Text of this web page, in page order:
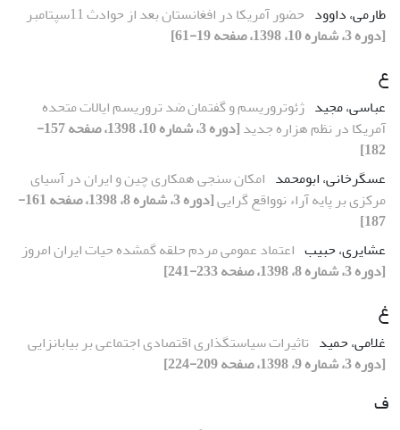
طارمی، داوود حضور آمریکا در افغانستان بعد از حوادث 11سپتامبر
[دوره 3، شماره 10، 1398، صفحه 19-61]
ع
عباسی، مجید ژئوتروریسم و گفتمان ضد تروریسم ایالات متحده
آمریکا در نظم هزاره جدید
[دوره 3، شماره 10، 1398، صفحه 157-
182]
عسگرخانی، ابومحمد امکان سنجی همکاری چین و ایران در آسیای
مرکزی بر پایه آراء نوواقع گرایی
[دوره 3، شماره 8، 1398، صفحه 161-
187]
عشایری، حبیب اعتماد عمومی مردم حلقه گمشده حیات ایران امروز
[دوره 3، شماره 8، 1398، صفحه 233-241]
غ
غلامی، حمید تاثیرات سیاستگذاری اقتصادی اجتماعی بر بیابانزایی
[دوره 3، شماره 9، 1398، صفحه 209-224]
ف